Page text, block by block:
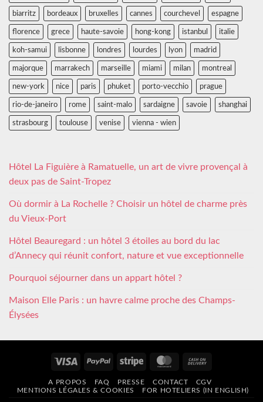
biarritz bordeaux bruxelles cannes courchevel espagne
florence grece haute-savoie hong-kong istanbul italie
koh-samui lisbonne londres lourdes lyon madrid
majorque marrakech marseille miami milan montreal
new-york nice paris phuket porto-vecchio prague
rio-de-janeiro rome saint-malo sardaigne savoie shanghai
strasbourg toulouse venise vienna - wien
Hôtel La Figuière à Ramatuelle, un art de vivre provençal à
deux pas de Saint-Tropez
Où dormir à La Rochelle ? Choisir un hôtel de charme près
du Vieux-Port
Hôtel Beauregard : un hôtel 3 étoiles au bord du lac
d’Annecy qui réunit confort, nature et vue exceptionnelle
Pourquoi séjourner dans un appart hôtel ?
Maison Elle Paris : un havre calme proche des Champs-
Élysées
Visa PayPal Stripe MasterCard
Delivery
A PROPOS FAQ PRESSE CONTACT
CGV
MENTIONS LÉGALES & COOKIES
FOR HOTELIERS (IN ENGLISH)